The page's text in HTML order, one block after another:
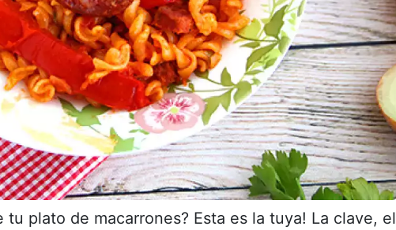
plato de macarrones? Esta es la tuya! La clave, el